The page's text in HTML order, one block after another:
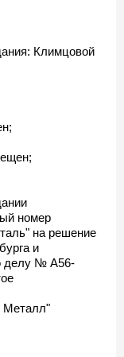
Климцовой
номер
на решение
и
делу № А56-
Металл"